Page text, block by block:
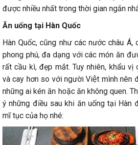
được nhiều nhất trong thời gian ngắn
Ăn uống tại Hàn Quốc
Hàn Quốc, cũng như các nước châu
phong phú, đa dạng với các món ăn
rất cầu kì, đẹp mắt. Tuy nhiên, khẩu vị
và cay hơn so với người Việt mình nên
những ai kén ăn hoặc ăn không quen.
ý những điều sau khi ăn uống tại Hàn
mĩ tục của họ nhé: